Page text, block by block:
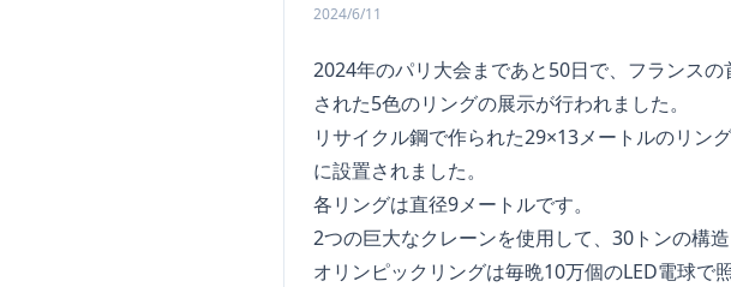
2024/6/11
2024年のパリ大会まであと50日で、フランス
された5色のリングの展示が行われました。
リサイクル鋼で作られた29×13メートルのリン
に設置されました。
各リングは直径9メートルです。
2つの巨大なクレーンを使用して、30トンの構
オリンピックリングは毎晩10万個のLED電球で